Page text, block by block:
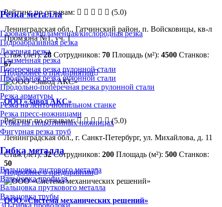
Резка металла
Газовая/газопламенная/кислородная резка
Гидроабразивная резка
Лазерная резка
Плазменная резка
Поперечная резка рулонной стали
Продольная резка рулонной стали
Продольно-поперечная резка рулонной стали
Резка арматуры
Резка на ленточнопильном станке
Резка пресс-ножницами
Рубка на гильотинных ножницах
Фигурная резка труб
Гибка металла
Вальцовка листового металла
Вальцовка профиля
Вальцовка пруткового металла
Вальцовка трубы
Рейтинг по отзывам:
(5.0)
Ленинградская обл., Гатчинский район, п. Войсковицы, кв-л
Промзона №1, уч. 1
Стаж (лет):28 Сотрудников: 70 Площадь (м²): 4500 Станков:
67
Подробнее о предприятии
ООО «Завод АКС»
Рейтинг по отзывам:
(5.0)
Ленинградская обл., г. Санкт-Петербург, ул. Михайлова, д. 11
Стаж (лет):32 Сотрудников: 200 Площадь (м²): 500 Станков:
50
Подробнее о предприятии
ООО «Система механических решений»